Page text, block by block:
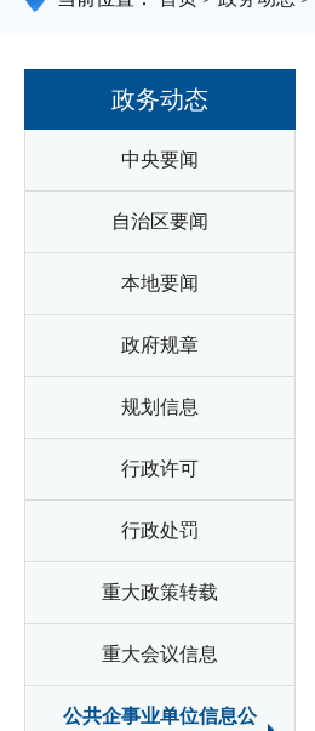
政务动态
中央要闻
自治区要闻
本地要闻
政府规章
规划信息
行政许可
行政处罚
重大政策转载
重大会议信息
公共企事业单位信息公